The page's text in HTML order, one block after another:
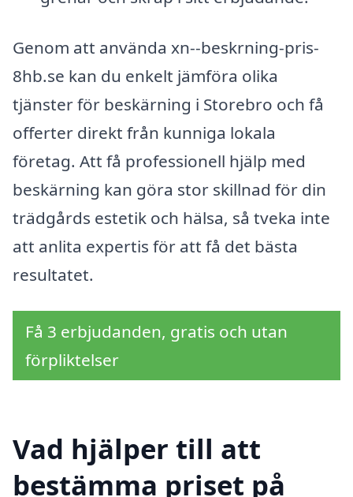
Genom att använda xn--beskrning-pris-
8hb.se kan du enkelt jämföra olika
tjänster för beskärning i Storebro och få
offerter direkt från kunniga lokala
företag. Att få professionell hjälp med
beskärning kan göra stor skillnad för din
trädgårds estetik och hälsa, så tveka inte
att anlita expertis för att få det bästa
resultatet.
Få 3 erbjudanden, gratis och utan
förpliktelser
Vad hjälper till att
bestämma priset på